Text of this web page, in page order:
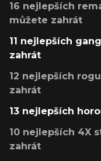
16 nejlepších
můžete zahrát
11 nejlepších
zahrát
12 nejlepších
zahrát
13 nejlepších
10 nejlepších 4X
zahrát